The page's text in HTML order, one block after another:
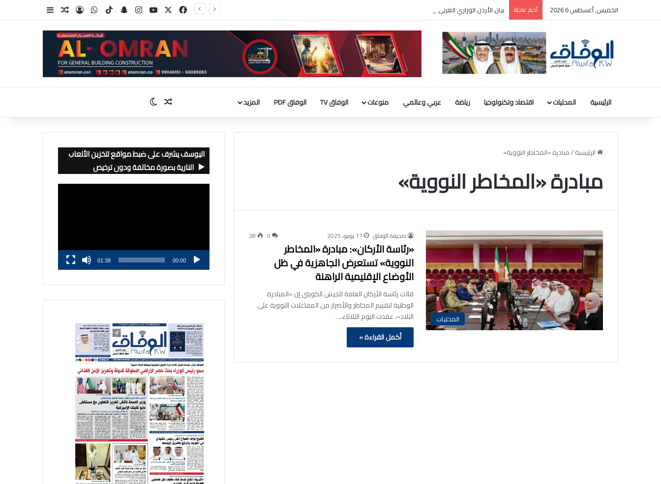
الخميس, أغسطس 6 2026 أخبار عاجلة بيان الأردن الوزاري العربي الإسلامي : إطلاق تحرك لحشد موقف دولي لاحترام الوضع التاريخي بالقدس فيسبوك ‫YouTubeانستقرامسناب تشات
‫TikTok واتسابتسجيل الدخولمقال عشوائي
الرئيسية المحليات اقتصاد وتكنولوجيا رياضة عربي وعالمي منوعات الوفاق TV الوفاق PDF المزيد مقال عشوائي
الرئيسية/مبادرة «المخاطر النووية»
مبادرة «المخاطر النووية»
المحليات
صحيفة الوفاق 17 يونيو، 2025 0
28
«رئاسة الأركان»: مبادرة «المخاطر
النووية» تستعرض الجاهزية في ظل
الأوضاع الإقليمية الراهنة
قالت رئاسة الأركان العامة للجيش الكويتي إن «المبادرة
الوطنية لتقييم المخاطر والأضرار من المفاعلات النووية على
البلاد»، عقدت اليوم الثلاثاء،…
أكمل القراءة »
اليوسف يشرف على ضبط مواقع لتخزين الألعاب
النارية بصورة مخالفة ودون ترخيص
00:00
01:38